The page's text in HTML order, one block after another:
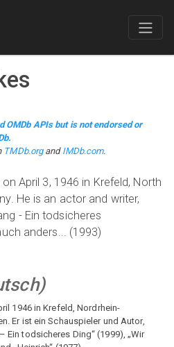
OMDb APIs but is not endorsed or
TMDb.organd IMDb.com.
April 3, 1946 in Krefeld, North
He is an actor and writer,
- Ein todsicheres
anders... (1993)
)
1946 in Krefeld, Nordrhein-
Er ist ein Schauspieler und Autor,
Ein todsicheres Ding“ (1999), „Wir